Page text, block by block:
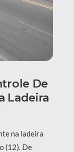
De
Ladeira
na ladeira
(12). De